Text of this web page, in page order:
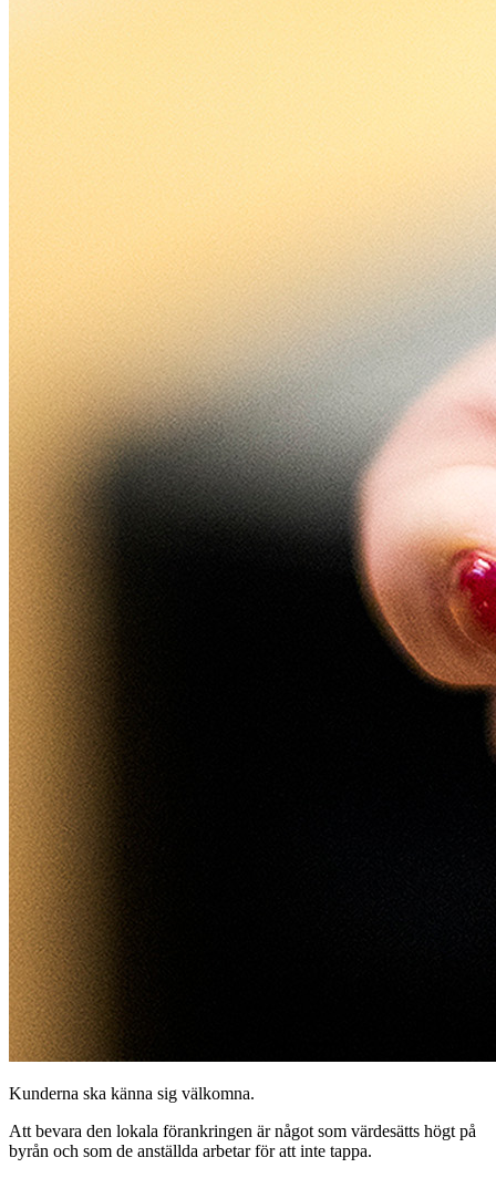
Kunderna ska känna sig välkomna.
Att bevara den lokala förankringen är något som värdesätts högt på
byrån och som de anställda arbetar för att inte tappa.